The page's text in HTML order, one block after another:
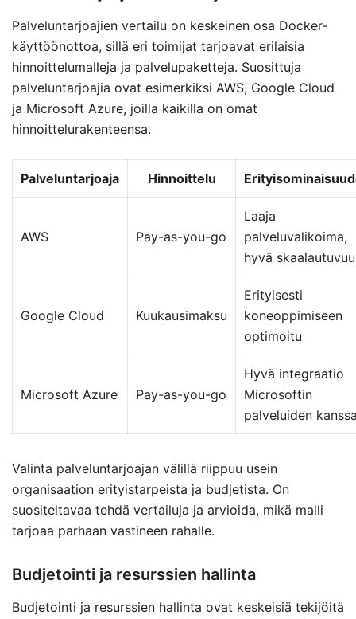
Palveluntarjoajien vertailu on keskeinen osa Docker-
käyttöönottoa, sillä eri toimijat tarjoavat erilaisia
hinnoittelumalleja ja palvelupaketteja. Suosittuja
palveluntarjoajia ovat esimerkiksi AWS, Google Cloud
ja Microsoft Azure, joilla kaikilla on omat
hinnoittelurakenteensa.
Palveluntarjoaja Hinnoittelu
AWS Pay-as-you-go
Laaja
palveluvalikoima,
hyvä
Google Cloud Kuukausimaksu
Erityisesti
koneoppimiseen
optimoitu
Microsoft Azure Pay-as-you-go
Hyvä integraatio
Microsoftin
palveluiden
Valinta palveluntarjoajan välillä riippuu usein
organisaation erityistarpeista ja budjetista. On
suositeltavaa tehdä vertailuja ja arvioida, mikä malli
tarjoaa parhaan vastineen rahalle.
Budjetointi ja resurssien hallinta
Budjetointi ja resurssien hallinta ovat keskeisiä tekijöitä